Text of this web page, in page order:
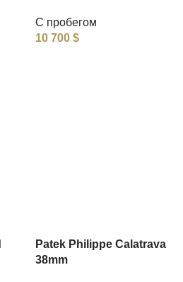
С пробегом
10 700 $
Patek Philippe Calatrava
38mm